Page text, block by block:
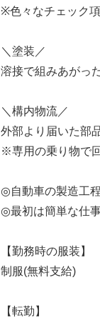
※色々なチェック
＼塗装／
溶接で組みあがっ
＼構内物流／
外部より届いた部
※専用の乗り物で
◎自動車の製造工
◎最初は簡単な仕
【勤務時の服装】
制服(無料支給)
【転勤】